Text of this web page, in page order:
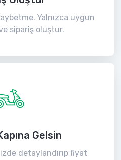
Yalnızca uygun
sipariş oluştur.
Gelsin
detaylandırıp fiyat